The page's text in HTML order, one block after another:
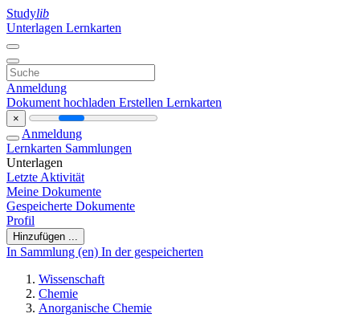
Studylib
Unterlagen Lernkarten
Anmeldung
Dokument hochladen Erstellen Lernkarten
×
Anmeldung
Lernkarten Sammlungen
Unterlagen
Letzte Aktivität
Meine Dokumente
Gespeicherte Dokumente
Profil
Hinzufügen ...
In Sammlung (en) In der gespeicherten
Wissenschaft
Chemie
Anorganische Chemie